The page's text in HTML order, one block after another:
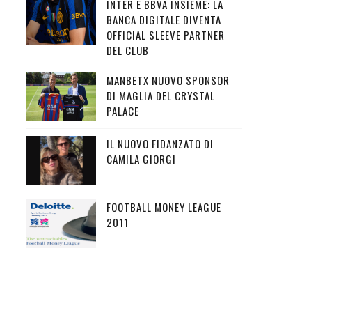
INTER E BBVA INSIEME: LA
BANCA DIGITALE DIVENTA
OFFICIAL SLEEVE PARTNER
DEL CLUB
MANBETX NUOVO SPONSOR
DI MAGLIA DEL CRYSTAL
PALACE
IL NUOVO FIDANZATO DI
CAMILA GIORGI
FOOTBALL MONEY LEAGUE
2011